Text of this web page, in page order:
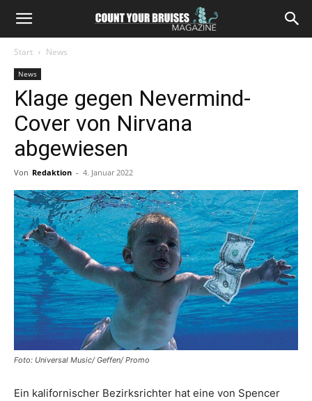
Start News
News
Klage gegen Nevermind-
Cover von Nirvana
abgewiesen
Von Redaktion - 4. Januar 2022
Foto: Universal Music/ Geffen/ Promo
Ein kalifornischer Bezirksrichter hat eine von Spencer